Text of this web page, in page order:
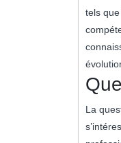
tels
La